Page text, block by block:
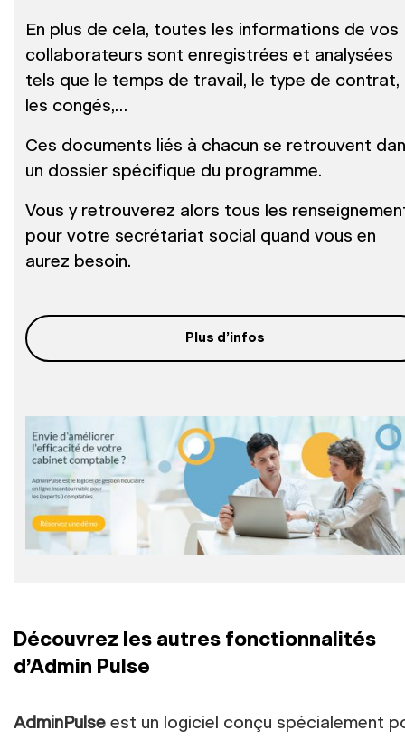
En plus de cela, toutes les informations de vos
collaborateurs sont enregistrées et analysées
tels que le temps de travail, le type de contrat,
les congés,…
Ces documents liés à chacun se retrouvent
un dossier spécifique du programme.
Vous y retrouverez alors tous les
pour votre secrétariat social quand vous en
aurez besoin.
Plus d’infos
Découvrez les autres fonctionnalités
d’Admin Pulse
AdminPulse est un logiciel conçu spécialement